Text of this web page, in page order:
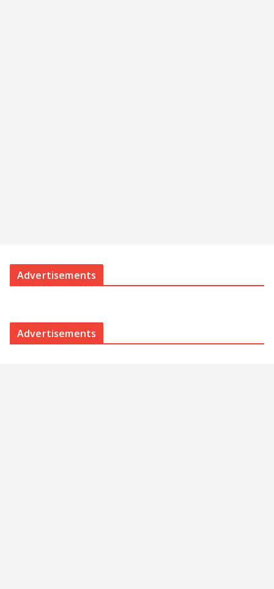
Advertisements
Advertisements